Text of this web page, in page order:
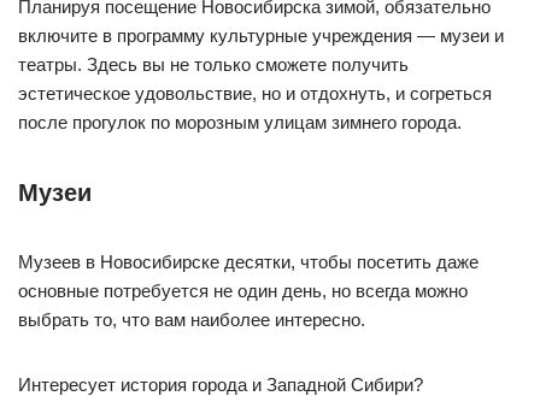
Планируя посещение Новосибирска зимой, обязательно
включите в программу культурные учреждения — музеи и
театры. Здесь вы не только сможете получить
эстетическое удовольствие, но и отдохнуть, и согреться
после прогулок по морозным улицам зимнего города.
Музеи
Музеев в Новосибирске десятки, чтобы посетить даже
основные потребуется не один день, но всегда можно
выбрать то, что вам наиболее интересно.
Интересует история города и Западной Сибири?